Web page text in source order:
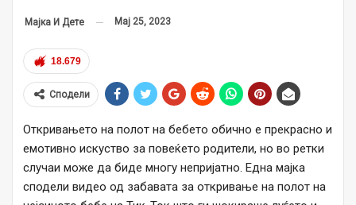
Мајка И Дете Мај 25, 2023
18.679
Сподели
Откривањето на полот на бебето обично е прекрасно и
емотивно искуство за повеќето родители, но во ретки
случаи може да биде многу непријатно. Една мајка
сподели видео од забавата за откривање на полот на